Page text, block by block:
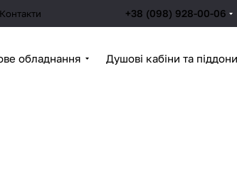
Контакти +38 (098) 928-00-06
обладнання Душові кабіни та піддони